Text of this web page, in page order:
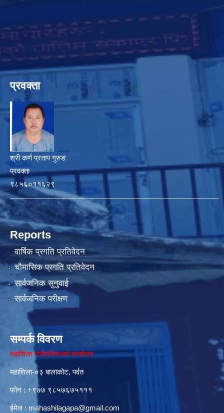
प्रवक्ता
श्री कर्ण प्रताप गुरुङ
प्रवक्ता
९८५६०११६२९
Reports
वार्षिक प्रगति प्रतिवेदन
चौमासिक प्रगति प्रतिवेदन
सार्वजनिक सुनुवाई
सार्वजनिक परीक्षण
सम्पर्क विवरण
महाशिला गाउँपालिकाको कार्यालय
महाशिला-०३ बालाकोट, पर्वत
फोन : ‌+९७७ ९८५७६७५१११
ईमेल : mahashilagapa@gmail.com